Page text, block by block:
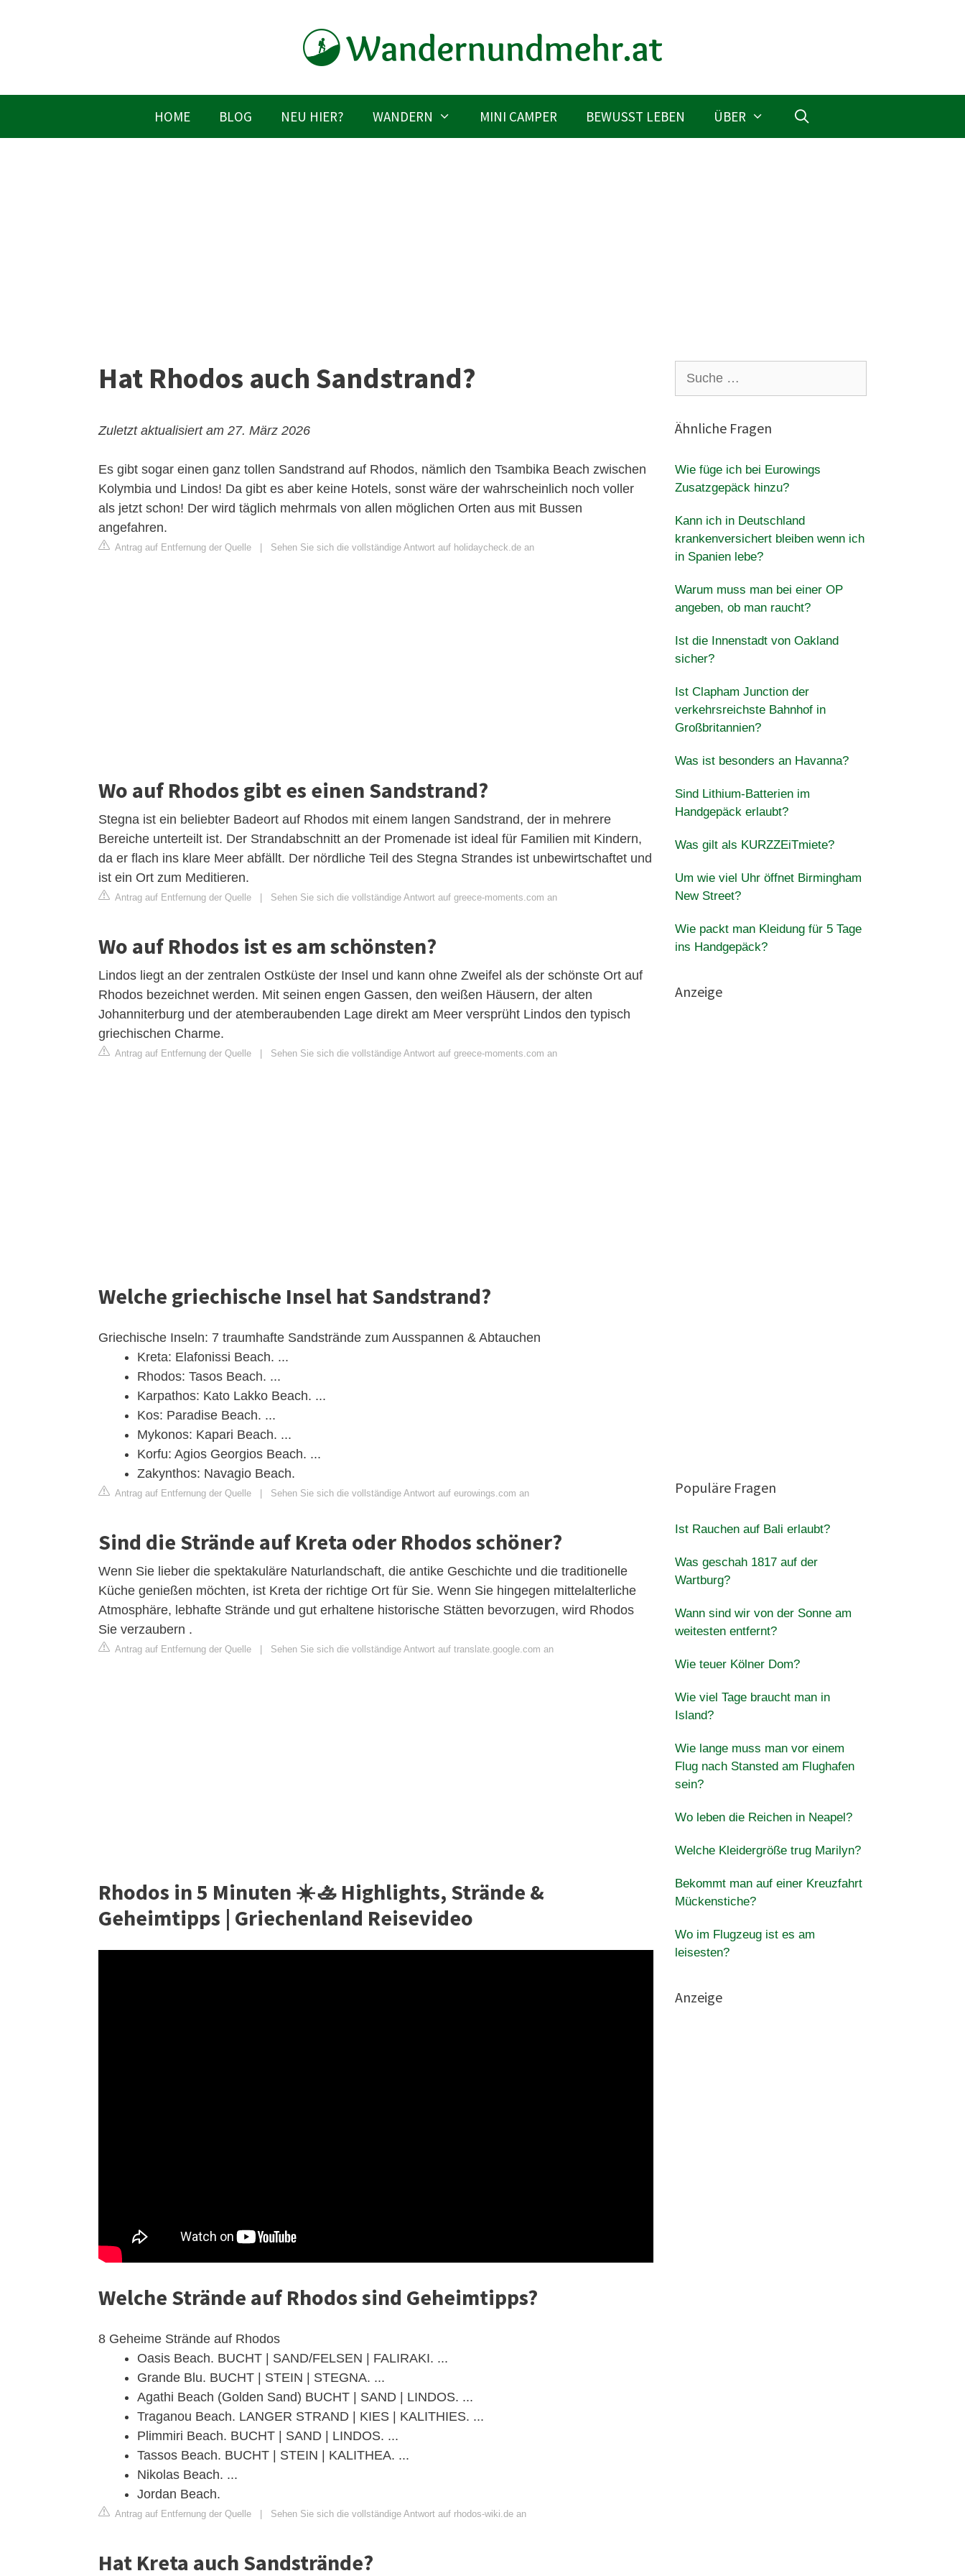
HOME BLOG NEU HIER? WANDERN MINI CAMPER BEWUSST LEBEN ÜBER
Hat Rhodos auch Sandstrand?
Zuletzt aktualisiert am 27. März 2026
Es gibt sogar einen ganz tollen Sandstrand auf Rhodos, nämlich den Tsambika Beach zwischen
Kolymbia und Lindos! Da gibt es aber keine Hotels, sonst wäre der wahrscheinlich noch voller
als jetzt schon! Der wird täglich mehrmals von allen möglichen Orten aus mit Bussen
angefahren.
Antrag auf Entfernung der Quelle Sehen Sie sich die vollständige Antwort auf holidaycheck.de an
Wo auf Rhodos gibt es einen Sandstrand?
Stegna ist ein beliebter Badeort auf Rhodos mit einem langen Sandstrand, der in mehrere
Bereiche unterteilt ist. Der Strandabschnitt an der Promenade ist ideal für Familien mit Kindern,
da er flach ins klare Meer abfällt. Der nördliche Teil des Stegna Strandes ist unbewirtschaftet und
ist ein Ort zum Meditieren.
Antrag auf Entfernung der Quelle Sehen Sie sich die vollständige Antwort auf greece-moments.com an
Wo auf Rhodos ist es am schönsten?
Lindos liegt an der zentralen Ostküste der Insel und kann ohne Zweifel als der schönste Ort auf
Rhodos bezeichnet werden. Mit seinen engen Gassen, den weißen Häusern, der alten
Johanniterburg und der atemberaubenden Lage direkt am Meer versprüht Lindos den typisch
griechischen Charme.
Antrag auf Entfernung der Quelle Sehen Sie sich die vollständige Antwort auf greece-moments.com an
Welche griechische Insel hat Sandstrand?
Griechische Inseln: 7 traumhafte Sandstrände zum Ausspannen & Abtauchen
Kreta: Elafonissi Beach. ...
Rhodos: Tasos Beach. ...
Karpathos: Kato Lakko Beach. ...
Kos: Paradise Beach. ...
Mykonos: Kapari Beach. ...
Korfu: Agios Georgios Beach. ...
Zakynthos: Navagio Beach.
Antrag auf Entfernung der Quelle Sehen Sie sich die vollständige Antwort auf eurowings.com an
Sind die Strände auf Kreta oder Rhodos schöner?
Wenn Sie lieber die spektakuläre Naturlandschaft, die antike Geschichte und die traditionelle
Küche genießen möchten, ist Kreta der richtige Ort für Sie. Wenn Sie hingegen mittelalterliche
Atmosphäre, lebhafte Strände und gut erhaltene historische Stätten bevorzugen, wird Rhodos
Sie verzaubern .
Antrag auf Entfernung der Quelle Sehen Sie sich die vollständige Antwort auf translate.google.com an
Rhodos in 5 Minuten ☀️🚣 Highlights, Strände &
Geheimtipps | Griechenland Reisevideo
Welche Strände auf Rhodos sind Geheimtipps?
8 Geheime Strände auf Rhodos
Oasis Beach. BUCHT | SAND/FELSEN | FALIRAKI. ...
Grande Blu. BUCHT | STEIN | STEGNA. ...
Agathi Beach (Golden Sand) BUCHT | SAND | LINDOS. ...
Traganou Beach. LANGER STRAND | KIES | KALITHIES. ...
Plimmiri Beach. BUCHT | SAND | LINDOS. ...
Tassos Beach. BUCHT | STEIN | KALITHEA. ...
Nikolas Beach. ...
Jordan Beach.
Antrag auf Entfernung der Quelle | Sehen Sie sich die vollständige Antwort auf rhodos-wiki.de an
Hat Kreta auch Sandstrände?
nach:
Ähnliche Fragen
Wie füge ich bei Eurowings
Zusatzgepäck hinzu?
Kann ich in Deutschland
krankenversichert bleiben wenn ich
in Spanien lebe?
Warum muss man bei einer OP
angeben, ob man raucht?
Ist die Innenstadt von Oakland
sicher?
Ist Clapham Junction der
verkehrsreichste Bahnhof in
Großbritannien?
Was ist besonders an Havanna?
Sind Lithium-Batterien im
Handgepäck erlaubt?
Was gilt als KURZZEiTmiete?
Um wie viel Uhr öffnet Birmingham
New Street?
Wie packt man Kleidung für 5 Tage
ins Handgepäck?
Anzeige
Populäre Fragen
Ist Rauchen auf Bali erlaubt?
Was geschah 1817 auf der
Wartburg?
Wann sind wir von der Sonne am
weitesten entfernt?
Wie teuer Kölner Dom?
Wie viel Tage braucht man in
Island?
Wie lange muss man vor einem
Flug nach Stansted am Flughafen
sein?
Wo leben die Reichen in Neapel?
Welche Kleidergröße trug Marilyn?
Bekommt man auf einer Kreuzfahrt
Mückenstiche?
Wo im Flugzeug ist es am
leisesten?
Anzeige